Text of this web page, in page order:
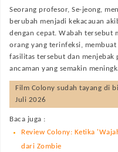
Seorang profesor, Se-jeong,
berubah menjadi kekacauan
dengan cepat. Wabah tersebut
orang yang terinfeksi,
fasilitas tersebut dan menjebak
ancaman yang semakin
Film Colony sudah tayang di
Juli 2026
Baca juga :
Review Colony: Ketika
dari Zombie